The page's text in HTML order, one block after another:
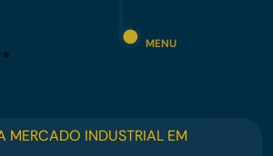
MENU
MERCADO INDUSTRIAL EM